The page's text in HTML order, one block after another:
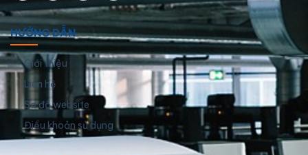
HƯỚNG DẪN
Giới thiệu
Liên hệ
Sơ đồ website
Điều khoản sử dụng